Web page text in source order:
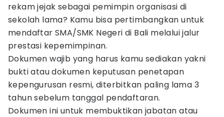
rekam jejak sebagai pemimpin organisasi di
sekolah lama? Kamu bisa pertimbangkan untuk
mendaftar SMA/SMK Negeri di Bali melalui jalur
prestasi kepemimpinan.
Dokumen wajib yang harus kamu sediakan yakni
bukti atau dokumen keputusan penetapan
kepengurusan resmi, diterbitkan paling lama 3
tahun sebelum tanggal pendaftaran.
Dokumen ini untuk membuktikan jabatan atau